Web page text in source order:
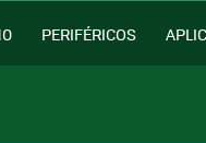
PERIFÉRICOS